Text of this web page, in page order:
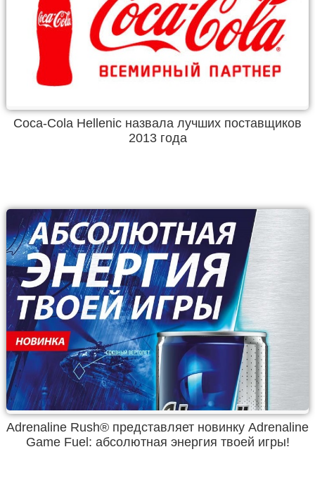
Coca-Cola Hellenic назвала лучших поставщиков
2013 года
Adrenaline Rush® представляет новинку Adrenaline
Game Fuel: абсолютная энергия твоей игры!